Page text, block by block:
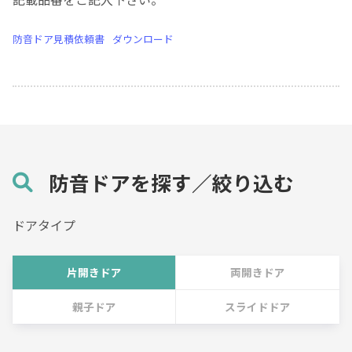
防音ドア見積依頼書 ダウンロード
防音ドアを探す／絞り込む
ドアタイプ
片開きドア 両開きドア
親子ドア スライドドア